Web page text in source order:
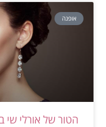
אופנה
הטור של אורלי שי